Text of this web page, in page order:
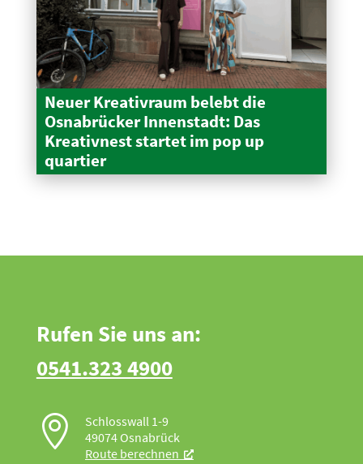
Neuer Kreativraum belebt die
Osnabrücker Innen­stadt: Das
Kreativnest startet im pop up
quartier
Rufen Sie uns an:
0541.323 4900

Schlosswall 1-9
49074 Osnabrück
Route berechnen